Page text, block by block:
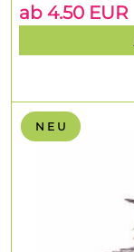
N E U
ab 4.50 EUR